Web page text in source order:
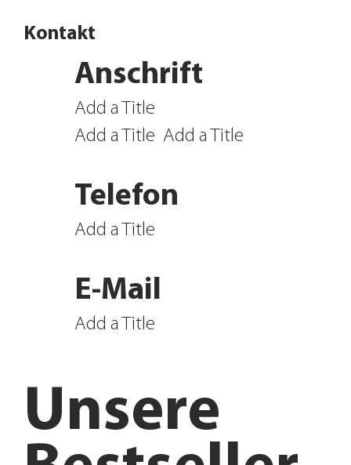
Unsere
Kontakt
Add a Title
Telefon
Add a Title
E-Mail
Add a Title
Add a Title
Add a Title
Anschrift